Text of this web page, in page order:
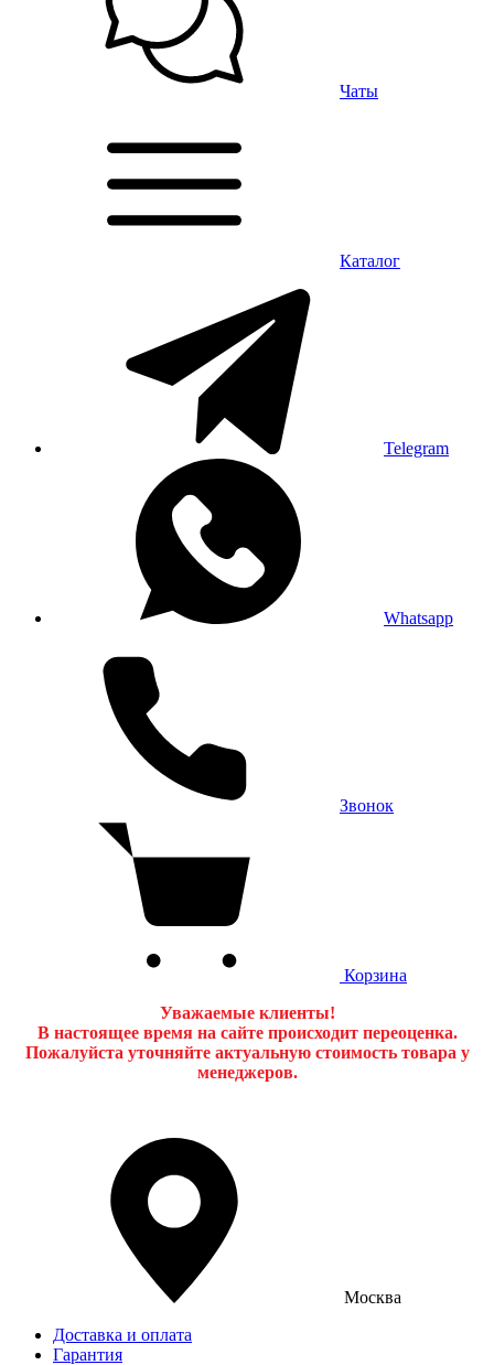
Чаты
Каталог
Telegram
Whatsapp
Звонок
Корзина
Уважаемые клиенты!
В настоящее время на сайте происходит переоценка.
Пожалуйста уточняйте актуальную стоимость товара у
менеджеров.
Москва
Доставка и оплата
Гарантия